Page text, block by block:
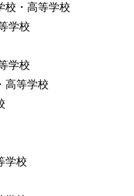
校・高等学校
学校
学校
高等学校
学校